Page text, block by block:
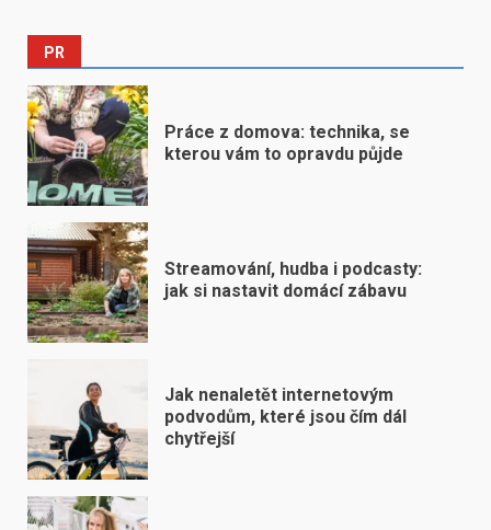
PR
Práce z domova: technika, se
kterou vám to opravdu půjde
Streamování, hudba i podcasty:
jak si nastavit domácí zábavu
Jak nenaletět internetovým
podvodům, které jsou čím dál
chytřejší